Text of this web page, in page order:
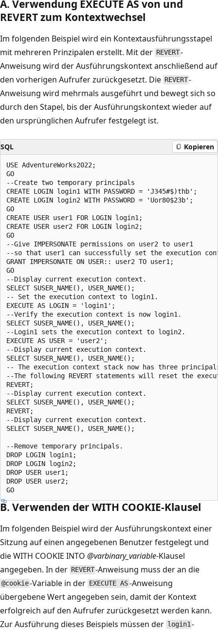
A. Verwendung EXECUTE AS von und
REVERT zum Kontextwechsel
Im folgenden Beispiel wird ein Kontextausführungsstapel
mit mehreren Prinzipalen erstellt. Mit der REVERT-
Anweisung wird der Ausführungskontext anschließend auf
den vorherigen Aufrufer zurückgesetzt. Die REVERT-
Anweisung wird mehrmals ausgeführt und bewegt sich so
durch den Stapel, bis der Ausführungskontext wieder auf
den ursprünglichen Aufrufer festgelegt ist.
SQL Kopieren
USE AdventureWorks2022;
GO
--Create two temporary principals
CREATE LOGIN login1 WITH PASSWORD = 'J345#$)thb';
CREATE LOGIN login2 WITH PASSWORD = 'Uor80$23b';
GO
CREATE USER user1 FOR LOGIN login1;
CREATE USER user2 FOR LOGIN login2;
GO
--Give IMPERSONATE permissions on user2 to user1
--so that user1 can successfully set the execution
GRANT IMPERSONATE ON USER:: user2 TO user1;
GO
--Display current execution context.
SELECT SUSER_NAME(), USER_NAME();
-- Set the execution context to login1.
EXECUTE AS LOGIN = 'login1';
--Verify the execution context is now login1.
SELECT SUSER_NAME(), USER_NAME();
--Login1 sets the execution context to login2.
EXECUTE AS USER = 'user2';
--Display current execution context.
SELECT SUSER_NAME(), USER_NAME();
-- The execution context stack now has three
--The following REVERT statements will reset the
REVERT;
--Display current execution context.
SELECT SUSER_NAME(), USER_NAME();
REVERT;
--Display current execution context.
SELECT SUSER_NAME(), USER_NAME();
--Remove temporary principals.
DROP LOGIN login1;
DROP LOGIN login2;
DROP USER user1;
DROP USER user2;
B. Verwenden der WITH COOKIE-Klausel
Im folgenden Beispiel wird der Ausführungskontext einer
Sitzung auf einen angegebenen Benutzer festgelegt und
die WITH COOKIE INTO @varbinary_variable-Klausel
angegeben. In der REVERT-Anweisung muss der an die
@cookie-Variable in der EXECUTE AS-Anweisung
übergebene Wert angegeben sein, damit der Kontext
erfolgreich auf den Aufrufer zurückgesetzt werden kann.
Zur Ausführung dieses Beispiels müssen der login1-